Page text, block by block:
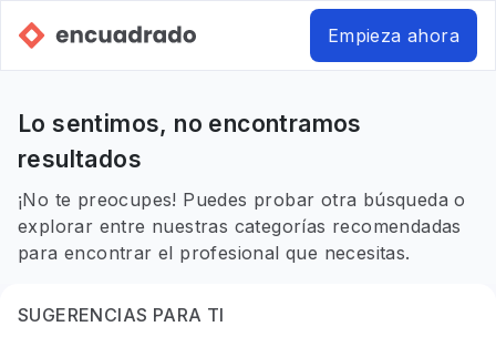
Empieza ahora
Lo sentimos, no encontramos
resultados
¡No te preocupes! Puedes probar otra búsqueda o
explorar entre nuestras categorías recomendadas
para encontrar el profesional que necesitas.
SUGERENCIAS PARA TI